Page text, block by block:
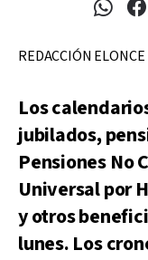
REDACCIÓN ELONCE
Los
jubilados,
Pensiones No
Universal por
y otros
lunes. Los